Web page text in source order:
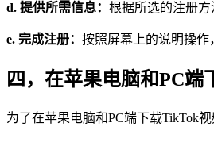
d. 提供所需信息： 根据所选的注册方
e. 完成注册： 按照屏幕上的说明操作
四，在苹果电脑和PC端
为了在苹果电脑和PC端下载TikTok